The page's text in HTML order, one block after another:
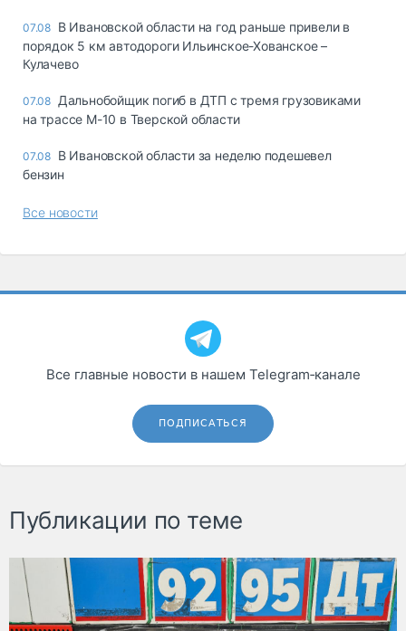
07.08 В Ивановской области на год раньше привели в
порядок 5 км автодороги Ильинское-Хованское –
Кулачево
07.08 Дальнобойщик погиб в ДТП с тремя грузовиками
на трассе М-10 в Тверской области
07.08 В Ивановской области за неделю подешевел
бензин
Все новости
Все главные новости в нашем Telegram‑канале
ПОДПИСАТЬСЯ
Публикации по теме